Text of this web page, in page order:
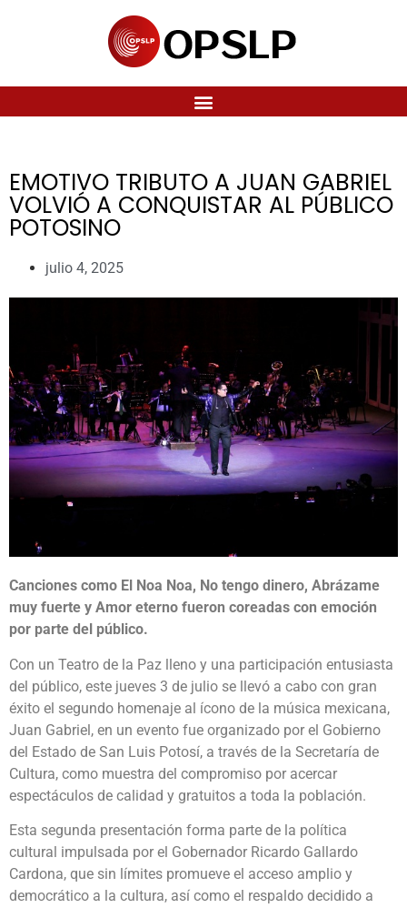
EMOTIVO TRIBUTO A JUAN GABRIEL
VOLVIÓ A CONQUISTAR AL PÚBLICO
POTOSINO
julio 4, 2025
Canciones como El Noa Noa, No tengo dinero, Abrázame
muy fuerte y Amor eterno fueron coreadas con emoción
por parte del público.
Con un Teatro de la Paz lleno y una participación entusiasta
del público, este jueves 3 de julio se llevó a cabo con gran
éxito el segundo homenaje al ícono de la música mexicana,
Juan Gabriel, en un evento fue organizado por el Gobierno
del Estado de San Luis Potosí, a través de la Secretaría de
Cultura, como muestra del compromiso por acercar
espectáculos de calidad y gratuitos a toda la población.
Esta segunda presentación forma parte de la política
cultural impulsada por el Gobernador Ricardo Gallardo
Cardona, que sin límites promueve el acceso amplio y
democrático a la cultura, así como el respaldo decidido a